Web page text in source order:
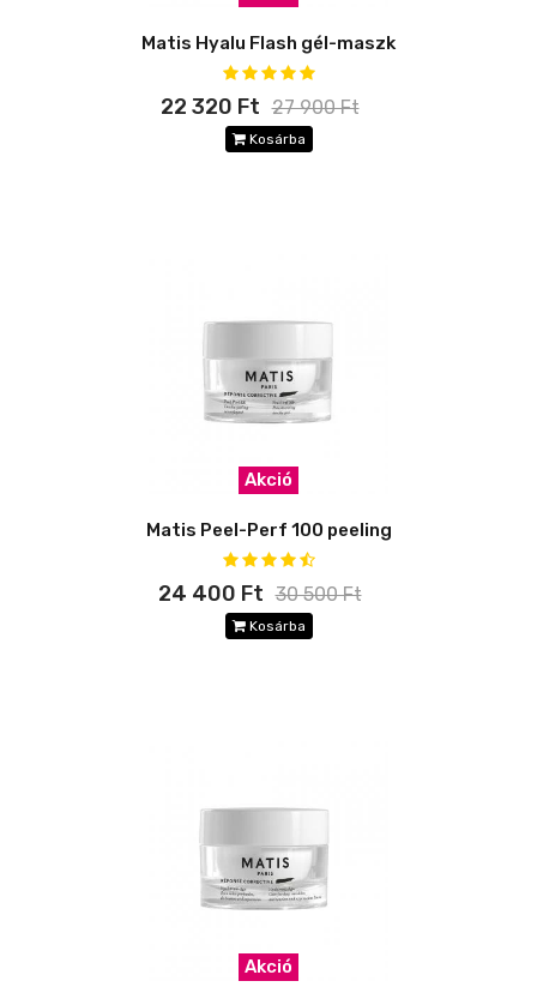
Matis Hyalu Flash gél-maszk
22 320 Ft 27 900 Ft
Kosárba
Akció
Matis Peel-Perf 100 peeling
24 400 Ft 30 500 Ft
Kosárba
Akció